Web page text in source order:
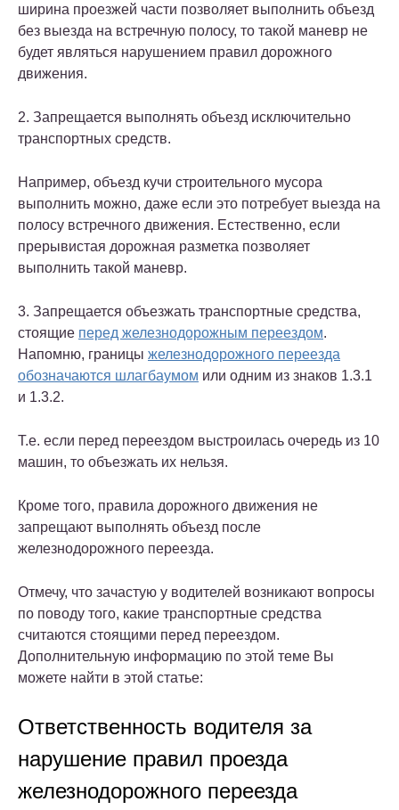
ширина проезжей части позволяет выполнить объезд
без выезда на встречную полосу, то такой маневр не
будет являться нарушением правил дорожного
движения.
2. Запрещается выполнять объезд исключительно
транспортных средств.
Например, объезд кучи строительного мусора
выполнить можно, даже если это потребует выезда на
полосу встречного движения. Естественно, если
прерывистая дорожная разметка позволяет
выполнить такой маневр.
3. Запрещается объезжать транспортные средства,
стоящие перед железнодорожным переездом.
Напомню, границы железнодорожного переезда
обозначаются шлагбаумом или одним из знаков 1.3.1
и 1.3.2.
Т.е. если перед переездом выстроилась очередь из 10
машин, то объезжать их нельзя.
Кроме того, правила дорожного движения не
запрещают выполнять объезд после
железнодорожного переезда.
Отмечу, что зачастую у водителей возникают вопросы
по поводу того, какие транспортные средства
считаются стоящими перед переездом.
Дополнительную информацию по этой теме Вы
можете найти в этой статье:
Ответственность водителя за
нарушение правил проезда
железнодорожного переезда